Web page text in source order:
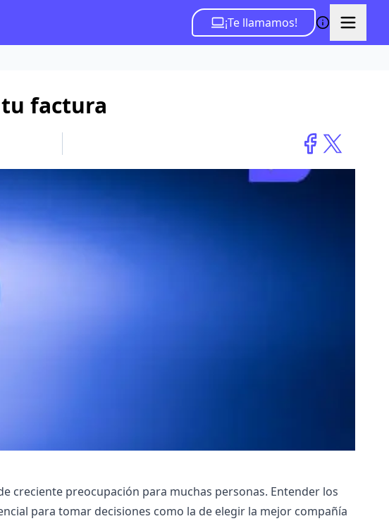
¡Te llamamos!
factura
creciente preocupación para muchas personas. Entender los
para tomar decisiones como la de elegir la mejor compañía